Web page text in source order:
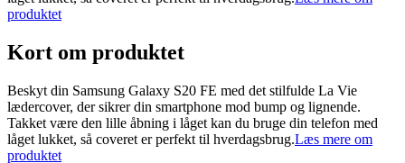
produktet
Kort om produktet
Beskyt din Samsung Galaxy S20 FE med det stilfulde La Vie
lædercover, der sikrer din smartphone mod bump og lignende.
Takket være den lille åbning i låget kan du bruge din telefon med
låget lukket, så coveret er perfekt til hverdagsbrug.Læs mere om
produktet